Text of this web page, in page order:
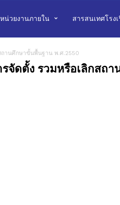
หน่วยงานภายใน สารสนเทศโรง
ถานศึกษาขั้นพื้นฐาน พ.ศ.2550
รจัดตั้ง รวมหรือเลิกส